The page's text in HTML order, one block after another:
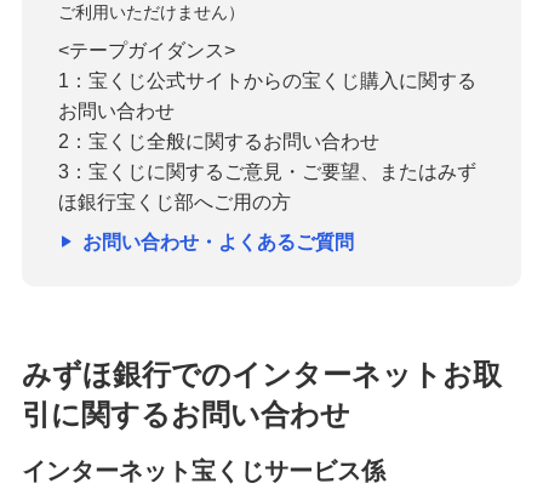
ご利用いただけません）
<テープガイダンス>
1：宝くじ公式サイトからの宝くじ購入に関する
お問い合わせ
2：宝くじ全般に関するお問い合わせ
3：宝くじに関するご意見・ご要望、またはみず
ほ銀行宝くじ部へご用の方
お問い合わせ・よくあるご質問
みずほ銀行でのインターネットお取
引に関するお問い合わせ
インターネット宝くじサービス係